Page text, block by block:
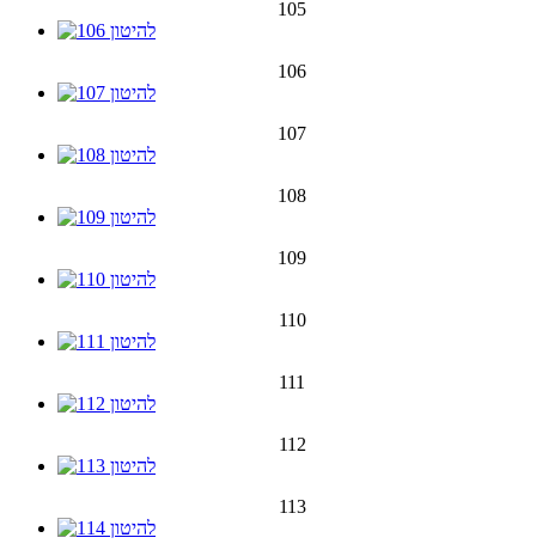
105
106
107
108
109
110
111
112
113